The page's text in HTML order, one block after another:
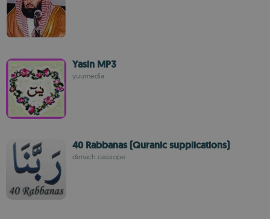
Yasin MP3
yuumedia
40 Rabbanas (Quranic supplications)
dimach.cassiope